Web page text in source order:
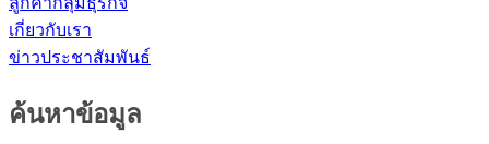
เกี่ยวกับเรา
ข่าวประชาสัมพันธ์
ค้นหาข้อมูล